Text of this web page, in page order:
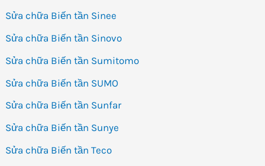
Sửa chữa Biến tần Sinee
Sửa chữa Biến tần Sinovo
Sửa chữa Biến tần Sumitomo
Sửa chữa Biến tần SUMO
Sửa chữa Biến tần Sunfar
Sửa chữa Biến tần Sunye
Sửa chữa Biến tần Teco